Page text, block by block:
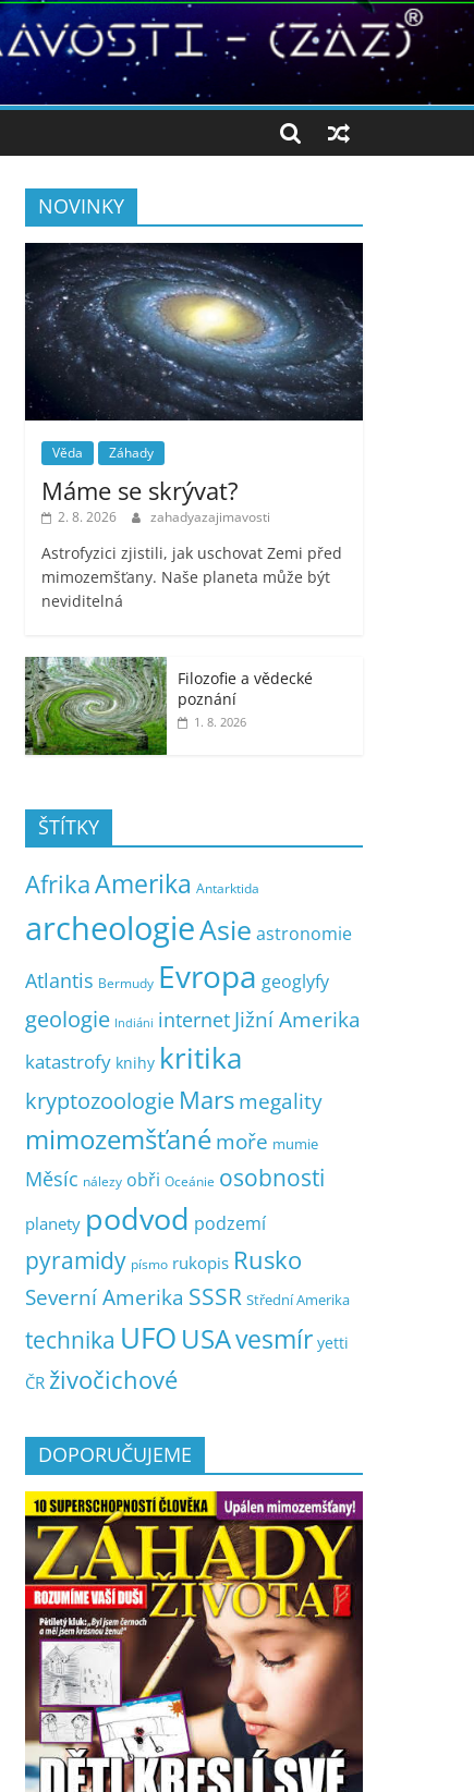
NOVINKY
Věda Záhady
Máme se skrývat?
2. 8. 2026 zahadyazajimavosti
Astrofyzici zjistili, jak uschovat Zemi před
mimozemšťany. Naše planeta může být
neviditelná
Filozofie a vědecké
poznání
1. 8. 2026
ŠTÍTKY
AfrikaAmerika Antarktida
archeologieAsie astronomie
Atlantis Bermudy Evropa geoglyfy
geologie Indiáni internet Jižní Amerika
katastrofy knihy kritika
kryptozoologie Marsmegality
mimozemšťanémoře mumie
Měsíc nálezy obři Oceánie osobnosti
planety podvod podzemí
pyramidy písmo rukopis Rusko
Severní Amerika SSSR Střední Amerika
technika UFO USAvesmír yetti
ČR živočichové
DOPORUČUJEME